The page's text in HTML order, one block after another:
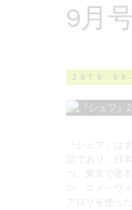
9月
2016-
『シェフ』は
誌であり、日
つ。東京で著
ン エメ・ヴ
アロリを使っ